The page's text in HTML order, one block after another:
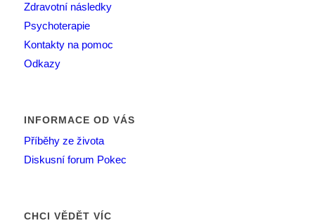
Zdravotní následky
Psychoterapie
Kontakty na pomoc
Odkazy
INFORMACE OD VÁS
Příběhy ze života
Diskusní forum Pokec
CHCI VĚDĚT VÍC